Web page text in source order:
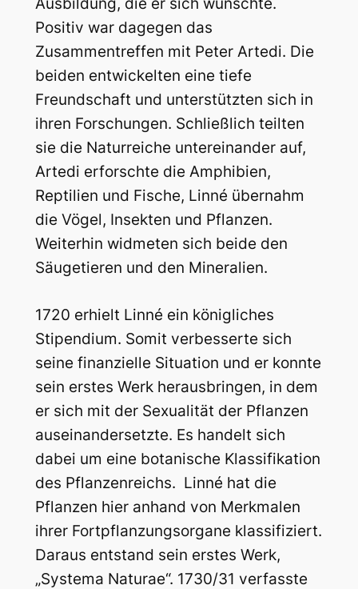
Ausbildung, die er sich wünschte.
Positiv war dagegen das
Zusammentreffen mit Peter Artedi. Die
beiden entwickelten eine tiefe
Freundschaft und unterstützten sich in
ihren Forschungen. Schließlich teilten
sie die Naturreiche untereinander auf,
Artedi erforschte die Amphibien,
Reptilien und Fische, Linné übernahm
die Vögel, Insekten und Pflanzen.
Weiterhin widmeten sich beide den
Säugetieren und den Mineralien.
1720 erhielt Linné ein königliches
Stipendium. Somit verbesserte sich
seine finanzielle Situation und er konnte
sein erstes Werk herausbringen, in dem
er sich mit der Sexualität der Pflanzen
auseinandersetzte. Es handelt sich
dabei um eine botanische Klassifikation
des Pflanzenreichs. Linné hat die
Pflanzen hier anhand von Merkmalen
ihrer Fortpflanzungsorgane klassifiziert.
Daraus entstand sein erstes Werk,
„Systema Naturae“. 1730/31 verfasste